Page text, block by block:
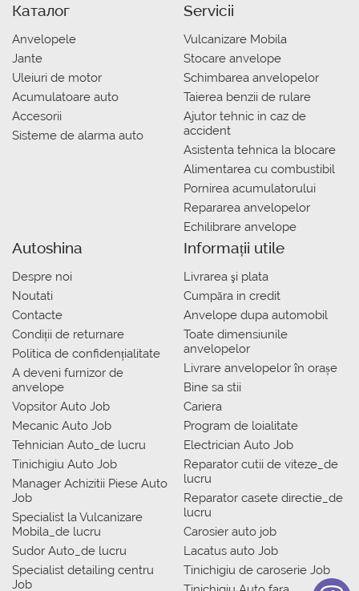
Каталог
Anvelopele
Jante
Uleiuri de motor
Acumulatoare auto
Accesorii
Sisteme de alarma auto
Servicii
Vulcanizare Mobila
Stocare anvelope
Schimbarea anvelopelor
Taierea benzii de rulare
Ajutor tehnic in caz de
accident
Asistenta tehnica la blocare
Alimentarea cu combustibil
Pornirea acumulatorului
Repararea anvelopelor
Echilibrare anvelope
Autoshina
Despre noi
Noutati
Contacte
Condiții de returnare
Politica de confidențialitate
A deveni furnizor de
anvelope
Vopsitor Auto Job
Mecanic Auto Job
Tehnician Auto_de lucru
Tinichigiu Auto Job
Manager Achizitii Piese Auto
Job
Specialist la Vulcanizare
Mobila_de lucru
Sudor Auto_de lucru
Specialist detailing centru
Job
Informații utile
Livrarea şi plata
Сumpăra in credit
Anvelope dupa automobil
Toate dimensiunile
anvelopelor
Livrare anvelopelor în orașe
Bine sa stii
Cariera
Program de loialitate
Electrician Auto Job
Reparator cutii de viteze_de
lucru
Reparator casete directie_de
lucru
Carosier auto job
Lacatus auto Job
Tinichigiu de caroserie Job